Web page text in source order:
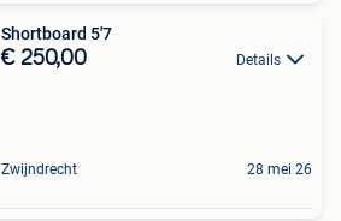
Shortboard 5'7
€ 250,00 Details
Zwijndrecht 28 mei 26